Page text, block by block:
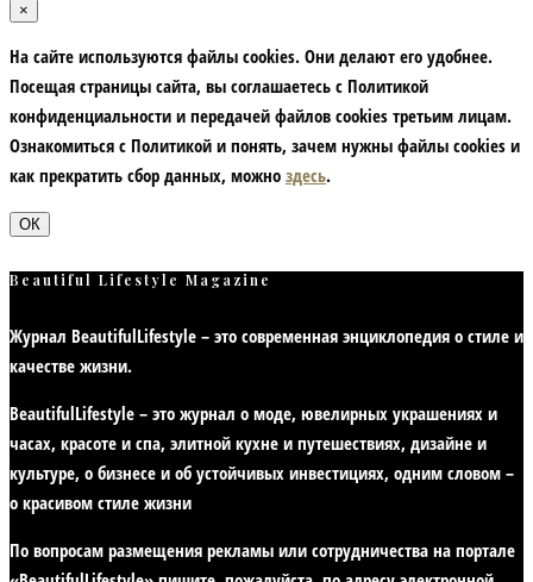
×
На сайте используются файлы cookies. Они делают его удобнее.
Посещая страницы сайта, вы соглашаетесь с Политикой
конфиденциальности и передачей файлов cookies третьим лицам.
Ознакомиться с Политикой и понять, зачем нужны файлы сookies и
как прекратить сбор данных, можно здесь.
ОК
Beautiful Lifestyle Magazine
Журнал BeautifulLifestyle – это современная энциклопедия о стиле и
качестве жизни.
BeautifulLifestyle – это журнал о моде, ювелирных украшениях и
часах, красоте и спа, элитной кухне и путешествиях, дизайне и
культуре, о бизнесе и об устойчивых инвестициях, одним словом –
о красивом стиле жизни
По вопросам размещения рекламы или сотрудничества на портале